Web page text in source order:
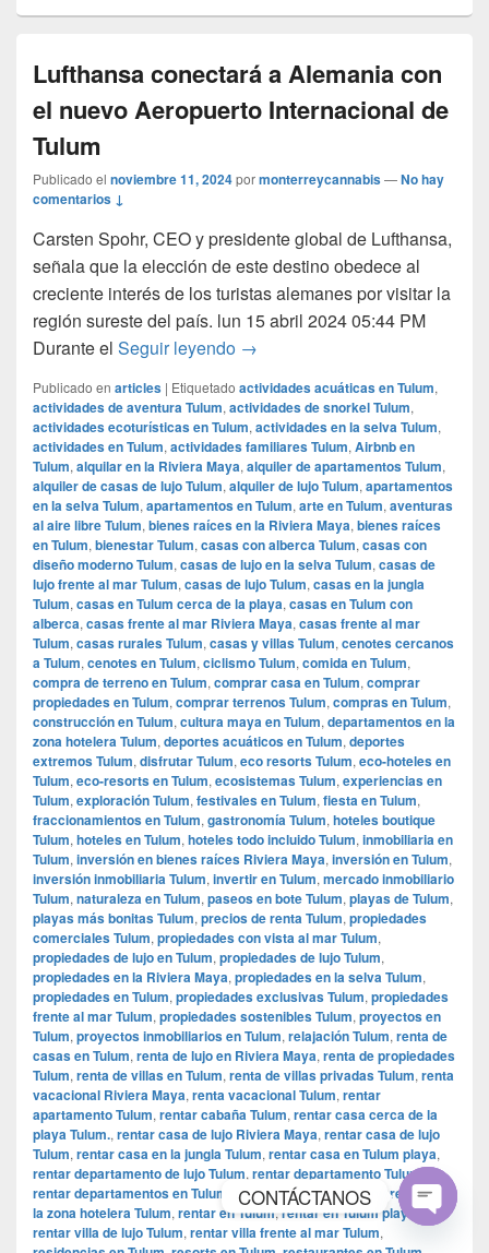
Lufthansa conectará a Alemania con
el nuevo Aeropuerto Internacional de
Tulum
Publicado el noviembre 11, 2024pormonterreycannabis—No hay
comentarios ↓
Carsten Spohr, CEO y presidente global de Lufthansa,
señala que la elección de este destino obedece al
creciente interés de los turistas alemanes por visitar la
región sureste del país. lun 15 abril 2024 05:44 PM
Durante el Seguir leyendo Lufthansa conectará a
→
Publicado en articles | Etiquetado actividades acuáticas en Tulum,
actividades de aventura Tulum, actividades de snorkel Tulum,
actividades ecoturísticas en Tulum, actividades en la selva Tulum,
actividades en Tulum, actividades familiares Tulum, Airbnb en
Tulum, alquilar en la Riviera Maya, alquiler de apartamentos Tulum,
alquiler de casas de lujo Tulum, alquiler de lujo Tulum, apartamentos
en la selva Tulum, apartamentos en Tulum, arte en Tulum, aventuras
al aire libre Tulum, bienes raíces en la Riviera Maya, bienes raíces
en Tulum, bienestar Tulum, casas con alberca Tulum, casas con
diseño moderno Tulum, casas de lujo en la selva Tulum, casas de
lujo frente al mar Tulum, casas de lujo Tulum, casas en la jungla
Tulum, casas en Tulum cerca de la playa, casas en Tulum con
alberca, casas frente al mar Riviera Maya, casas frente al mar
Tulum, casas rurales Tulum, casas y villas Tulum, cenotes cercanos
a Tulum, cenotes en Tulum, ciclismo Tulum, comida en Tulum,
compra de terreno en Tulum, comprar casa en Tulum, comprar
propiedades en Tulum, comprar terrenos Tulum, compras en Tulum,
construcción en Tulum, cultura maya en Tulum, departamentos en la
zona hotelera Tulum, deportes acuáticos en Tulum, deportes
extremos Tulum, disfrutar Tulum, eco resorts Tulum, eco-hoteles en
Tulum, eco-resorts en Tulum, ecosistemas Tulum, experiencias en
Tulum, exploración Tulum, festivales en Tulum, fiesta en Tulum,
fraccionamientos en Tulum, gastronomía Tulum, hoteles boutique
Tulum, hoteles en Tulum, hoteles todo incluido Tulum, inmobiliaria en
Tulum, inversión en bienes raíces Riviera Maya, inversión en Tulum,
inversión inmobiliaria Tulum, invertir en Tulum, mercado inmobiliario
Tulum, naturaleza en Tulum, paseos en bote Tulum, playas de Tulum,
playas más bonitas Tulum, precios de renta Tulum, propiedades
comerciales Tulum, propiedades con vista al mar Tulum,
propiedades de lujo en Tulum, propiedades de lujo Tulum,
propiedades en la Riviera Maya, propiedades en la selva Tulum,
propiedades en Tulum, propiedades exclusivas Tulum, propiedades
frente al mar Tulum, propiedades sostenibles Tulum, proyectos en
Tulum, proyectos inmobiliarios en Tulum, relajación Tulum, renta de
casas en Tulum, renta de lujo en Riviera Maya, renta de propiedades
Tulum, renta de villas en Tulum, renta de villas privadas Tulum, renta
vacacional Riviera Maya, renta vacacional Tulum, rentar
apartamento Tulum, rentar cabaña Tulum, rentar casa cerca de la
playa Tulum., rentar casa de lujo Riviera Maya, rentar casa de lujo
Tulum, rentar casa en la jungla Tulum, rentar casa en Tulum playa,
rentar departamento de lujo Tulum, rentar departamento Tulum,
rentar departamentos en Tulum rentar en la selva Tulum
rentar en
la zona hotelera Tulum, rentar en Tulum, rentar en Tulum playa,
rentar villa de lujo Tulum, rentar villa frente al mar Tulum,
CONTÁCTANOS